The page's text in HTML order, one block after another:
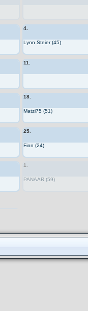
4.
Lynn Steier (45)
11.
18.
Matzi75 (51)
25.
Finn (24)
1.
PANAAR (59)